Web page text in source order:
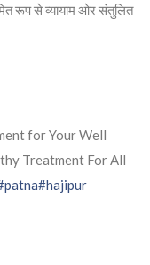
रूप से व्यायाम ओर संतुलित
for Your Well
Treatment For All
#hajipur